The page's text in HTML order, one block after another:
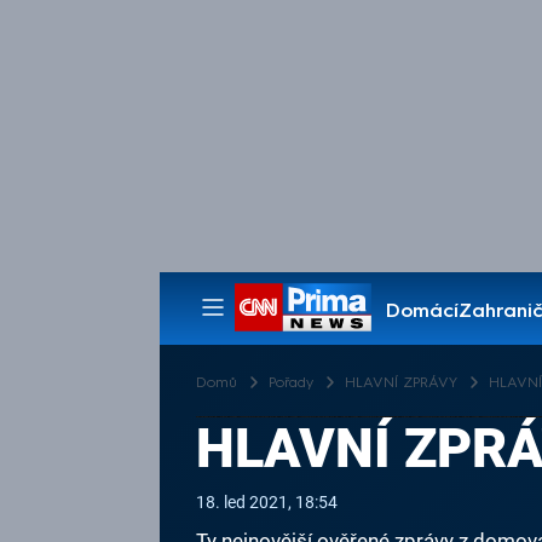
Domácí
Pořady
Domů Pořady HLAVNÍ ZPRÁVY
HLAVNÍ
18. led 2021, 18:54